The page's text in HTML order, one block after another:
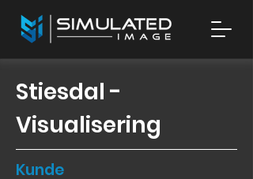
Stiesdal -
Visualisering
Kunde